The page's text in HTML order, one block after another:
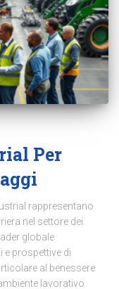
Per
rappresentano
nel settore dei
globale
e prospettive di
al benessere
lavorativo